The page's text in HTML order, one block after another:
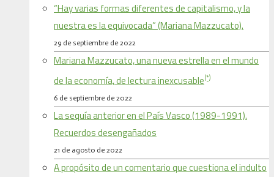
“Hay varias formas diferentes de capitalismo, y la
nuestra es la equivocada” (Mariana Mazzucato).
29 de septiembre de 2022
Mariana Mazzucato, una nueva estrella en el mundo
de la economía, de lectura inexcusable(*)
6 de septiembre de 2022
La sequía anterior en el País Vasco (1989-1991).
Recuerdos desengañados
21 de agosto de 2022
A propósito de un comentario que cuestiona el indulto